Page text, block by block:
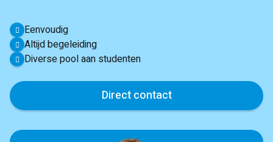
Eenvoudig
Altijd begeleiding
Diverse pool aan studenten
Direct contact